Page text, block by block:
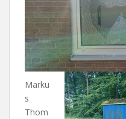
Marku
s
Thom